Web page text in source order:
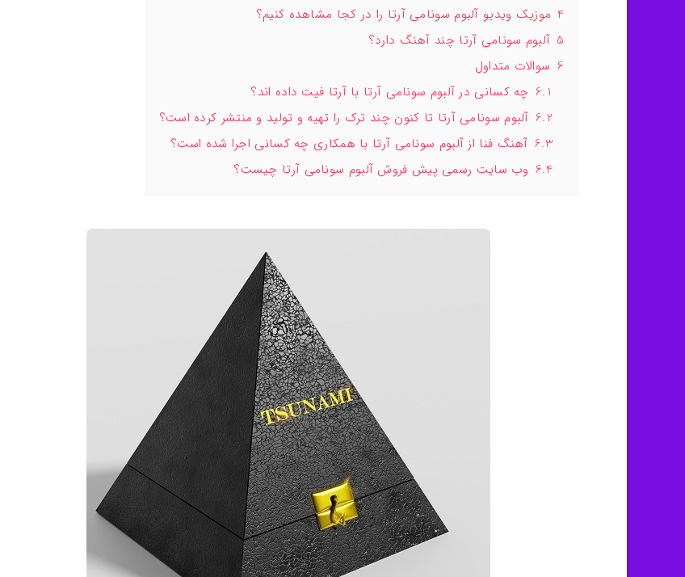
4 موزیک ویدیو آلبوم سونامی آرتا را در کجا مشاهده کنیم؟
5 آلبوم سونامی آرتا چند آهنگ دارد؟
6 سوالات متداول
6.1 چه کسانی در آلبوم سونامی آرتا با آرتا فیت داده اند؟
6.2 آلبوم سونامی آرتا تا کنون چند ترک را تهیه و تولید و منتشر کرده است؟
6.3 آهنگ فنا از آلبوم سونامی آرتا با همکاری چه کسانی اجرا شده است؟
6.4 وب سایت رسمی پیش فروش آلبوم سونامی آرتا چیست؟